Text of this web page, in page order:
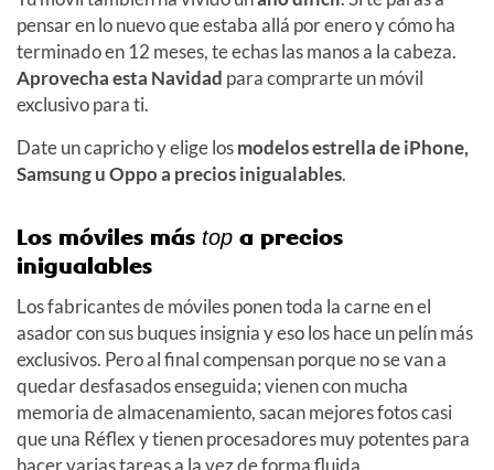
pensar en lo nuevo que estaba allá por enero y cómo ha
terminado en 12 meses, te echas las manos a la cabeza.
Aprovecha esta Navidad para comprarte un móvil
exclusivo para ti.
Date un capricho y elige losmodelos estrella de iPhone,
Samsung u Oppo a precios inigualables.
Los móviles más top a precios
inigualables
Los fabricantes de móviles ponen toda la carne en el
asador con sus buques insignia y eso los hace un pelín más
exclusivos. Pero al final compensan porque no se van a
quedar desfasados enseguida; vienen con mucha
memoria de almacenamiento, sacan mejores fotos casi
que una Réflex y tienen procesadores muy potentes para
hacer varias tareas a la vez de forma fluida.